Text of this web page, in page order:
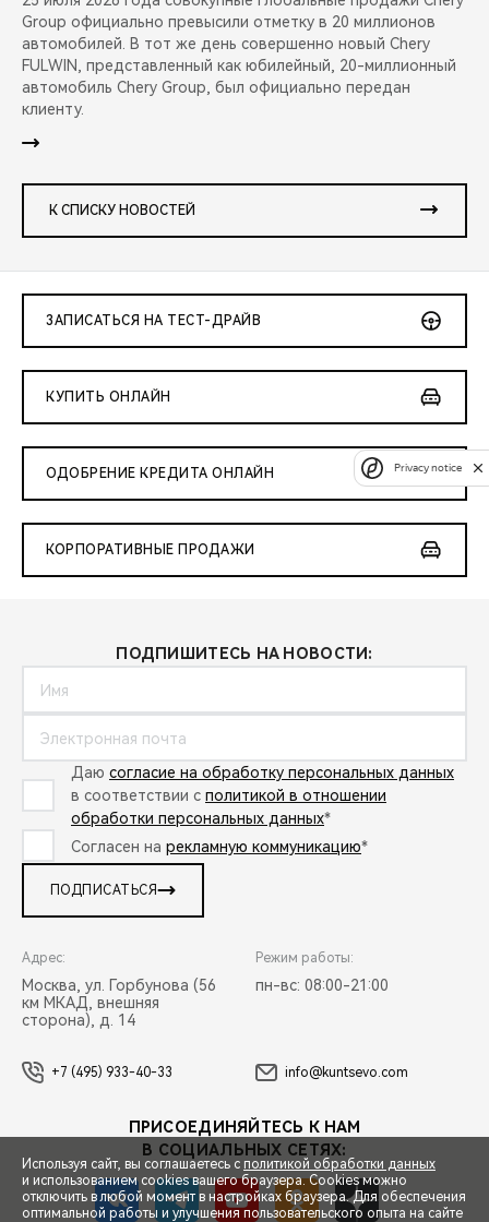
Group официально превысили отметку в 20 миллионов
автомобилей. В тот же день совершенно новый Chery
FULWIN, представленный как юбилейный, 20-миллионный
автомобиль Chery Group, был официально передан
клиенту.
К СПИСКУ НОВОСТЕЙ
ЗАПИСАТЬСЯ НА ТЕСТ-ДРАЙВ
КУПИТЬ ОНЛАЙН
ОДОБРЕНИЕ КРЕДИТА ОНЛАЙН
КОРПОРАТИВНЫЕ ПРОДАЖИ
ПОДПИШИТЕСЬ НА НОВОСТИ:
Даю согласие на обработку персональных данных
в соответствии с политикой в отношении
обработки персональных данных*
Согласен на рекламную коммуникацию*
ПОДПИСАТЬСЯ
Адрес:
Москва, ул. Горбунова (56
км МКАД, внешняя
сторона), д. 14
Режим работы:
пн-вс: 08:00-21:00
+7 (495) 933-40-33 info@kuntsevo.com
ПРИСОЕДИНЯЙТЕСЬ К НАМ
В СОЦИАЛЬНЫХ СЕТЯХ:
Используя сайт, вы соглашаетесь с политикой обработки данных
и использованием cookies вашего браузера. Cookies можно
отключить в любой момент в настройках браузера. Для обеспечения
оптимальной работы и улучшения пользовательского опыта на сайте
Privacy notice